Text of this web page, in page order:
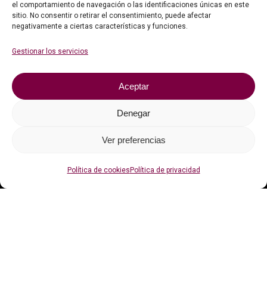
el comportamiento de navegación o las identificaciones únicas en este
sitio. No consentir o retirar el consentimiento, puede afectar
negativamente a ciertas características y funciones.
Gestionar los servicios
Aceptar
Denegar
Ver preferencias
Política de cookies Política de privacidad
Información legal
Política de privacidad
Política de cookies (UE)